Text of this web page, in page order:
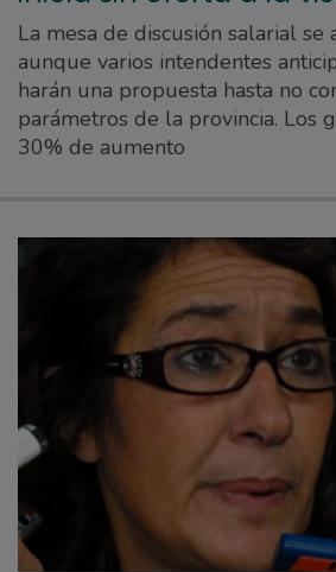
La mesa de discusión salarial se
aunque varios intendentes
harán una propuesta hasta no
parámetros de la provincia. Los
30% de aumento